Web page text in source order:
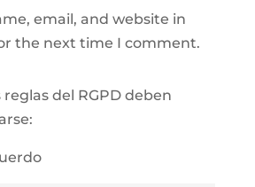
email, and website in
the next time I comment.
del RGPD deben